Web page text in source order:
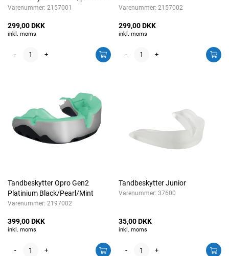
Varenummer: 2157001
299,00 DKK
inkl. moms
- +
Varenummer: 2157002
299,00 DKK
inkl. moms
- +
Tandbeskytter Opro Gen2
Platinium Black/Pearl/Mint
Varenummer: 2197002
399,00 DKK
inkl. moms
- +
Tandbeskytter Junior
Varenummer: 37600
35,00 DKK
inkl. moms
- +